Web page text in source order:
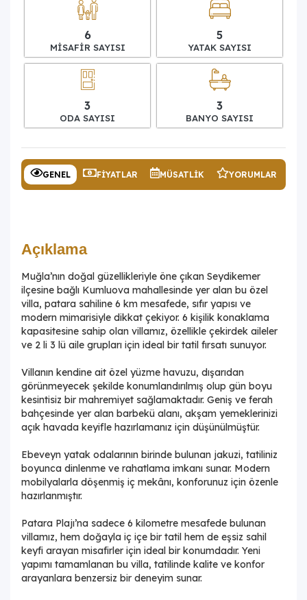
6
MISAFIR SAYISI
5
YATAK SAYISI
3
ODA SAYISI
3
BANYO SAYISI
GENEL FIYATLAR MÜSATLIK YORUMLAR
Açıklama
Muğla’nın doğal güzellikleriyle öne çıkan Seydikemer
ilçesine bağlı Kumluova mahallesinde yer alan bu özel
villa, patara sahiline 6 km mesafede, sıfır yapısı ve
modern mimarisiyle dikkat çekiyor. 6 kişilik konaklama
kapasitesine sahip olan villamız, özellikle çekirdek aileler
ve 2 li 3 lü aile grupları için ideal bir tatil fırsatı sunuyor.
Villanın kendine ait özel yüzme havuzu, dışarıdan
görünmeyecek şekilde konumlandırılmış olup gün boyu
kesintisiz bir mahremiyet sağlamaktadır. Geniş ve ferah
bahçesinde yer alan barbekü alanı, akşam yemeklerinizi
açık havada keyifle hazırlamanız için düşünülmüştür.
Ebeveyn yatak odalarının birinde bulunan jakuzi, tatiliniz
boyunca dinlenme ve rahatlama imkanı sunar. Modern
mobilyalarla döşenmiş iç mekânı, konforunuz için özenle
hazırlanmıştır.
Patara Plajı’na sadece 6 kilometre mesafede bulunan
villamız, hem doğayla iç içe bir tatil hem de eşsiz sahil
keyfi arayan misafirler için ideal bir konumdadır. Yeni
yapımı tamamlanan bu villa, tatilinde kalite ve konfor
arayanlara benzersiz bir deneyim sunar.